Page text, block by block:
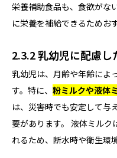
栄養補助食品も、食欲がな
に栄養を補給できるためお
2.3.2 乳幼児に配慮し
乳幼児は、月齢や年齢によ
す。特に、 粉ミルクや液体
は、災害時でも安定して与
要があります。 液体ミル
れるため、断水時や衛生環